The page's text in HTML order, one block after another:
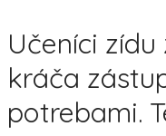
Učeníci
kráča
potrebami.